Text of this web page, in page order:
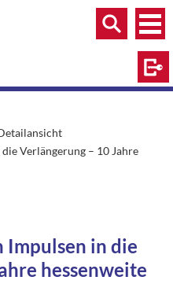
Menü
Suche
Seite:
Verlängerung – 10 Jahre
Impulsen in die
hessenweite